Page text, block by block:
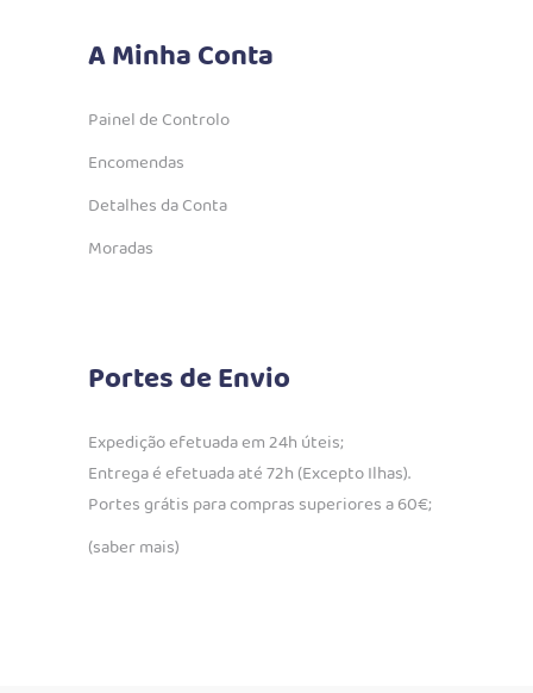
A Minha Conta
Painel de Controlo
Encomendas
Detalhes da Conta
Moradas
Portes de Envio
Expedição efetuada em 24h úteis;
Entrega é efetuada até 72h (Excepto Ilhas).
Portes grátis para compras superiores a 60€;
(saber mais)